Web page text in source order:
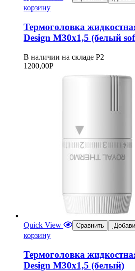
корзину
Термоголовка
Design М30х1,5 (белый
В наличии на складе Р2
1200,00Р
Quick View Сравнить
корзину
Термоголовка
Design М30х1,5 (белый)